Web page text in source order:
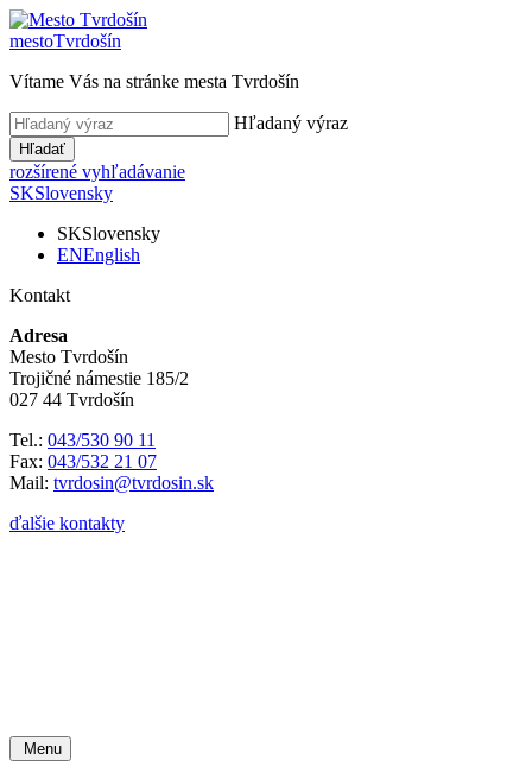
mestoTvrdošín
Vítame Vás na stránke mesta Tvrdošín
Hľadaný výraz
Hľadať
rozšírené vyhľadávanie
SKSlovensky
SKSlovensky
ENEnglish
Kontakt
Adresa
Mesto Tvrdošín
Trojičné námestie 185/2
027 44 Tvrdošín
Tel.: 043/530 90 11
Fax: 043/532 21 07
Mail: tvrdosin@tvrdosin.sk
ďalšie kontakty
Menu